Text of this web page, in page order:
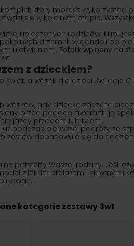
który możesz wykorzystać
się w kolejnym etapie.
upieczonych rodziców.
drzemek w gondoli po
ułatwieniem. Fotelik wpinany na
z dzieckiem?
świat, a wózek dla dzieci 3w1 daje
wózków, gdy dziecko zaczyna
przed pogodą gwarantują
jazdy przodem lub tyłem.
podczas pierwszej podróży ze
zestaw dopasowuje się do
potrzeby Waszej rodziny. Jeśli
z lekkim stelażem i skrętnymi
kategorie zestawy 3w1